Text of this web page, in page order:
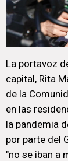
La portavoz
capital, Rita
de la
en las
la pandemia
por parte del
"no se iban a